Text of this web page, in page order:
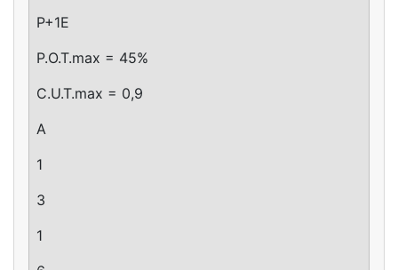
P+1E
P.O.T.max = 45%
C.U.T.max = 0,9
A
1
3
1